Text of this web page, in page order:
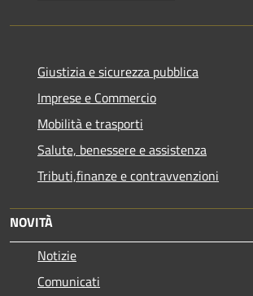
Giustizia e sicurezza pubblica
Imprese e Commercio
Mobilità e trasporti
Salute, benessere e assistenza
Tributi,finanze e contravvenzioni
NOVITÀ
Notizie
Comunicati